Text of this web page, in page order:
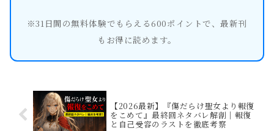
※31日間の無料体験でもらえる600ポイントで、最新刊
もお得に読めます。
【2026最新】『傷だらけ聖女より報復
をこめて』最終回ネタバレ解剖｜報復
と自己受容のラストを徹底考察